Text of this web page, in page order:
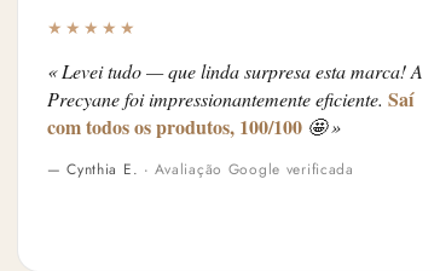
★★★★★
« Levei tudo — que linda surpresa esta marca! A
Precyane foi impressionantemente eficiente. Saí
com todos os produtos, 100/100🤩 »
— Cynthia E. ·Avaliação Google verificada